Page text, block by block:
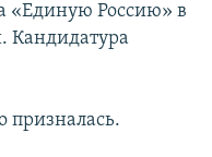
«Единую Россию» в
Кандидатура
призналась.